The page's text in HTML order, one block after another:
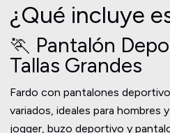
¿Qué incluye
🏃 Pantalón
Tallas Grandes
Fardo con pantalones
variados, ideales para hombres
jogger, buzo deportivo y